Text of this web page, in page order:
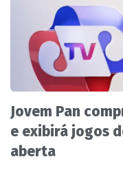
Jovem Pan
e exibirá jogos
aberta